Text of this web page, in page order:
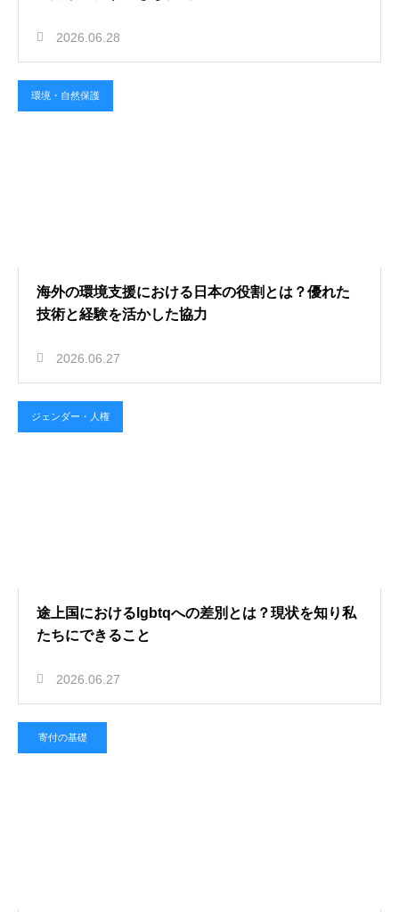
2026.06.28
環境・自然保護
海外の環境支援における日本の役割とは？優れた
技術と経験を活かした協力
2026.06.27
ジェンダー・人権
途上国におけるlgbtqへの差別とは？現状を知り私
たちにできること
2026.06.27
寄付の基礎